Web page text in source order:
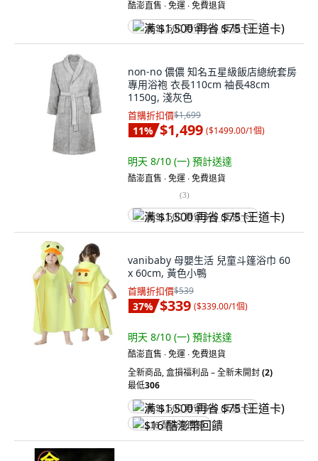
酷澎直售 ∙ 免運 ∙ 免費退貨
满 $1,500 再省 $75 (王道卡)
non-no 儂儂 知名五星級飯店總統套房
專用浴袍 衣長110cm 袖長48cm
1150g, 淺灰色
首購折扣價$1,699
11% $1,499 ($1499.00/1個)
明天 8/10 (一) 預計送達
酷澎直售 ∙ 免運 ∙ 免費退貨
(3)
满 $1,500 再省 $75 (王道卡)
vanibaby 母嬰生活 兒童斗篷浴巾 60
x 60cm, 黃色小鴨
首購折扣價$539
37% $339 ($339.00/1個)
明天 8/10 (一) 預計送達
酷澎直售 ∙ 免運 ∙ 免費退貨
全新商品,盒損福利品 – 全新未開封(2)
最低306
满 $1,500 再省 $75 (王道卡)
$16 酷澎幣回饋